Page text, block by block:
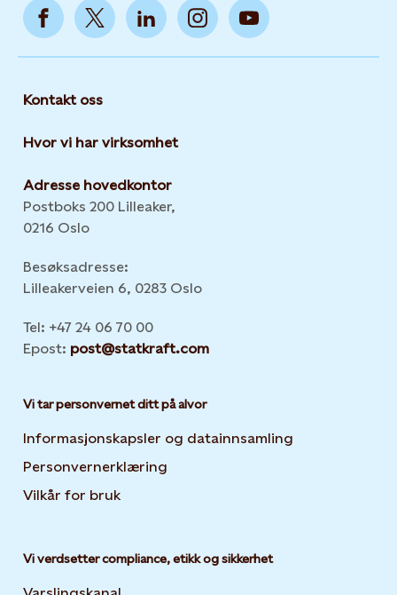
Kontakt oss
Hvor vi har virksomhet
Adresse hovedkontor
Postboks 200 Lilleaker,
0216 Oslo
Besøksadresse:
Lilleakerveien 6, 0283 Oslo
Tel: +47 24 06 70 00
Epost: post@statkraft.com
Vi tar personvernet ditt på alvor
Informasjonskapsler og datainnsamling
Personvernerklæring
Vilkår for bruk
Vi verdsetter compliance, etikk og sikkerhet